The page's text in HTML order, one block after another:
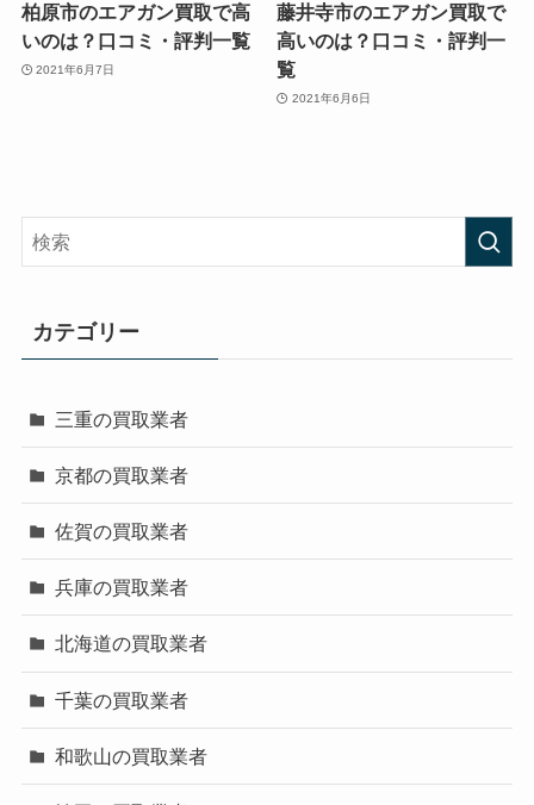
柏原市のエアガン買取で高
いのは？口コミ・評判一覧
2021年6月7日
藤井寺市のエアガン買取で
高いのは？口コミ・評判一
覧
2021年6月6日
カテゴリー
三重の買取業者
京都の買取業者
佐賀の買取業者
兵庫の買取業者
北海道の買取業者
千葉の買取業者
和歌山の買取業者